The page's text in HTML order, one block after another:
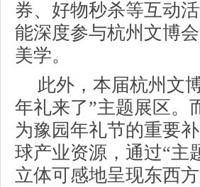
券、好物秒杀等互动
能深度参与杭州文博
美学。
此外，本届杭州文
年礼来了”主题展区。
为豫园年礼节的重要
球产业资源，通过“主
立体可感地呈现东西